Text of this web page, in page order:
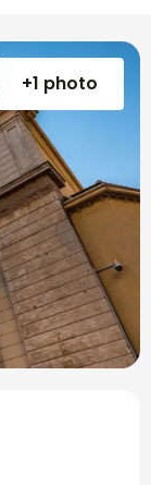
+1 photo